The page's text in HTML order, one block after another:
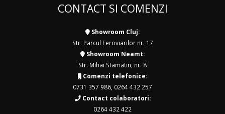
CONTACT SI COMENZI
Showroom Cluj:
Str. Parcul Feroviarilor nr. 17
Showroom Neamt:
Str. Mihai Stamatin, nr. 8
Comenzi telefonice:
0731 357 986 0264 432 257
Contact colaboratori:
0264 432 422